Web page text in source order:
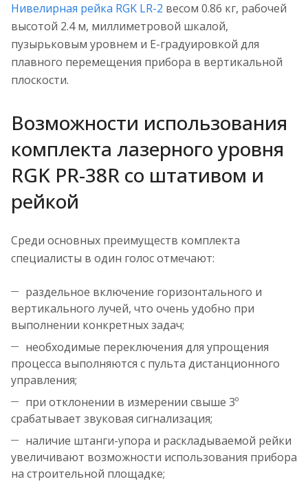
Нивелирная рейка RGK LR-2 весом 0.86 кг, рабочей
высотой 2.4 м, миллиметровой шкалой,
пузырьковым уровнем и Е-градуировкой для
плавного перемещения прибора в вертикальной
плоскости.
Возможности использования
комплекта лазерного уровня
RGK PR-38R со штативом и
рейкой
Среди основных преимуществ комплекта
специалисты в один голос отмечают:
раздельное включение горизонтального и
вертикального лучей, что очень удобно при
выполнении конкретных задач;
необходимые переключения для упрощения
процесса выполняются с пульта дистанционного
управления;
при отклонении в измерении свыше 3º
срабатывает звуковая сигнализация;
наличие штанги-упора и раскладываемой рейки
увеличивают возможности использования прибора
на строительной площадке;